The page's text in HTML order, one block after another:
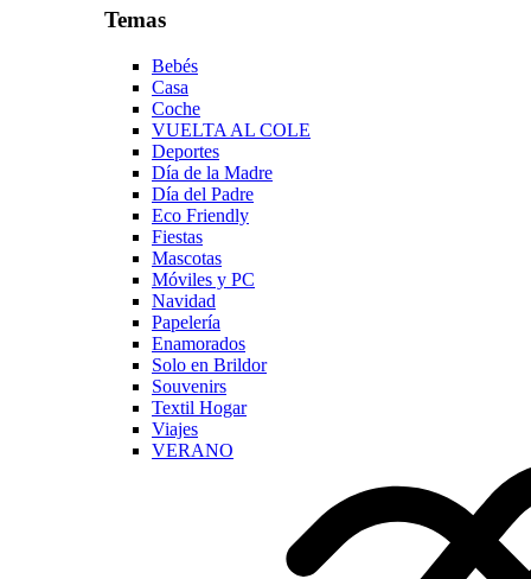
Temas
Bebés
Casa
Coche
VUELTA AL COLE
Deportes
Día de la Madre
Día del Padre
Eco Friendly
Fiestas
Mascotas
Móviles y PC
Navidad
Papelería
Enamorados
Solo en Brildor
Souvenirs
Textil Hogar
Viajes
VERANO